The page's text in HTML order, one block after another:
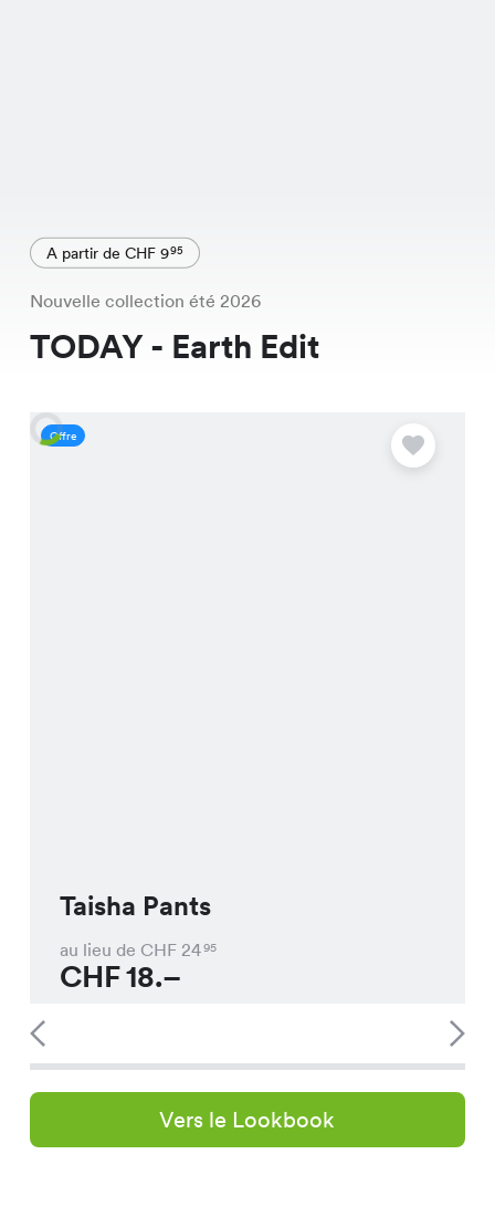
A partir de CHF 995
Nouvelle collection été 2026
TODAY - Earth Edit
Offre
Taisha Pants
au lieu de CHF 2495
CHF18.–
Vers le Lookbook